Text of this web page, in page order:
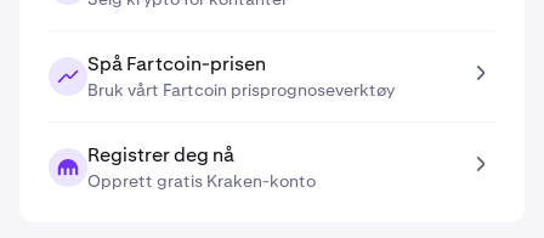
Spå Fartcoin-prisen
Bruk vårt Fartcoin prisprognoseverktøy
Registrer deg nå
Opprett gratis Kraken-konto